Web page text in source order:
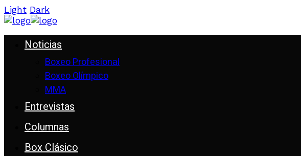
Light Dark
Noticias
Boxeo Profesional
Boxeo Olímpico
MMA
Entrevistas
Columnas
Box Clásico